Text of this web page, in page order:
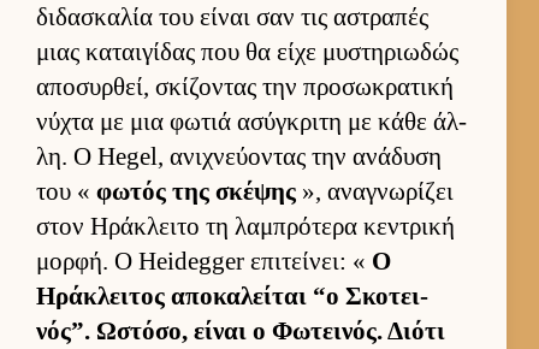
διδασκαλία του εί­ναι σαν τις αστραπές
μιας καται­γίδας που θα είχε μυστηριω­δώς
αποσυρ­θεί, σκίζοντας την προσωκρατική
νύχτα με μια φωτιά ασύγκριτη με κάθε άλ­
λη. Ο Hegel, ανιχνεύ­οντας την ανάδυση
του « φωτός της σκέψης », αναγνωρίζει
στον Ηράκλειτο τη λαμπρότερα κεντρική
μορ­φή. Ο Heidegger επιτεί­νει: « Ο
Ηράκλει­τος αποκαλεί­ται “ο Σκοτει­
νός”. Ωστόσο, εί­ναι ο Φωτει­νός. Διότι